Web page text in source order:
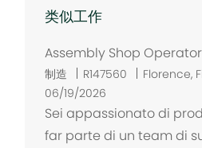
类似工作
Assembly Shop
制造 R147560
位
Florence,
06/19/2026
Sei appassionato di
far parte di un team di